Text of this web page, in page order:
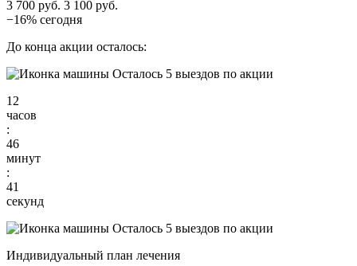
3 700 руб. 3 100 руб.
−16% сегодня
До конца акции осталось:
Осталось 5 выездов по акции
12
часов
:
46
минут
:
40
секунд
Осталось 5 выездов по акции
Индивидуальный план лечения